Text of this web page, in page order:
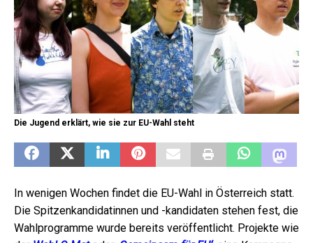
Die Jugend erklärt, wie sie zur EU-Wahl steht
In wenigen Wochen findet die EU-Wahl in Österreich statt.
Die Spitzenkandidatinnen und -kandidaten stehen fest, die
Wahlprogramme wurde bereits veröffentlicht. Projekte wie